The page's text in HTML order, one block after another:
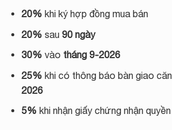
20% khi ký hợp đồng mua bán
20% sau 90 ngày
30% vào tháng 9-2026
25% khi có thông báo bàn giao
2026
5% khi nhận giấy chứng nhận